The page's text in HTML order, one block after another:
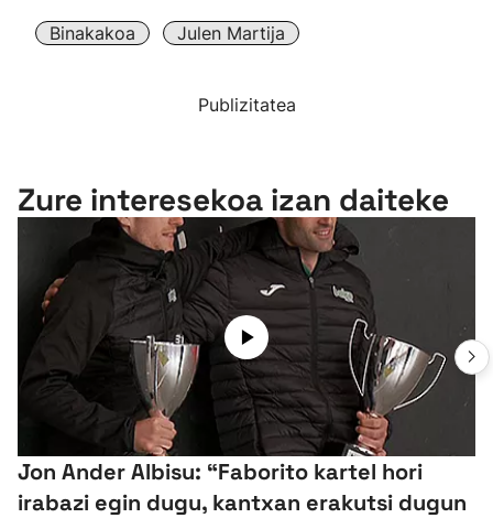
Binakakoa Julen Martija
Publizitatea
Zure interesekoa izan daiteke
Jon Ander Albisu: “Faborito kartel hori
irabazi egin dugu, kantxan erakutsi dugun